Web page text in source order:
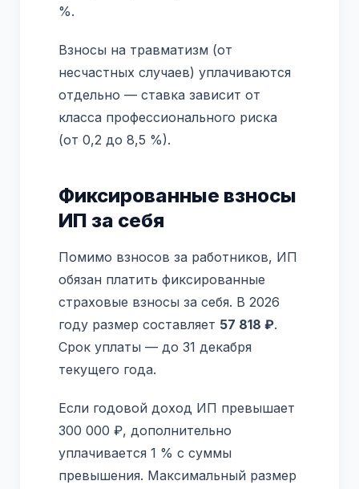
%.
Взносы на травматизм (от
несчастных случаев) уплачиваются
отдельно — ставка зависит от
класса профессионального риска
(от 0,2 до 8,5 %).
Фиксированные взносы
ИП за себя
Помимо взносов за работников, ИП
обязан платить фиксированные
страховые взносы за себя. В 2026
году размер составляет 57 818 ₽.
Срок уплаты — до 31 декабря
текущего года.
Если годовой доход ИП превышает
300 000 ₽, дополнительно
уплачивается 1 % с суммы
превышения. Максимальный размер